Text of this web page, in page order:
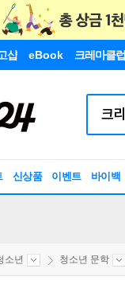
샵 eBook 크레마클럽
신상품 이벤트 바이백
소년 청소년 문학